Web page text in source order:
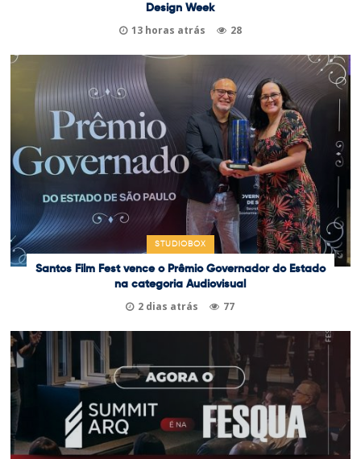
Design Week
13 horas atrás 28
STUDIOBOX
Santos Film Fest vence o Prêmio Governador do Estado
na categoria Audiovisual
2 dias atrás 77